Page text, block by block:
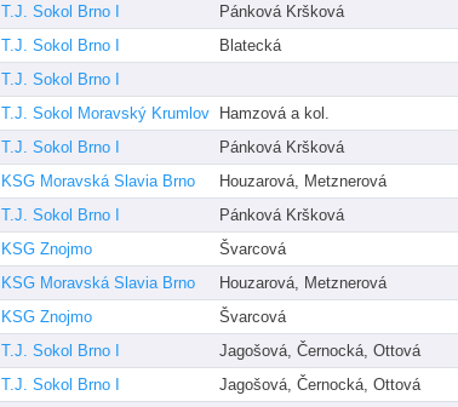
T.J. Sokol Brno I Pánková Kršková
T.J. Sokol Brno I Blatecká
T.J. Sokol Brno I
T.J. Sokol Moravský Krumlov Hamzová a kol.
T.J. Sokol Brno I Pánková Kršková
KSG Moravská Slavia Brno Houzarová, Metznerová
T.J. Sokol Brno I Pánková Kršková
KSG Znojmo Švarcová
KSG Moravská Slavia Brno Houzarová, Metznerová
KSG Znojmo Švarcová
T.J. Sokol Brno I Jagošová, Černocká, Ottová
T.J. Sokol Brno I Jagošová, Černocká, Ottová